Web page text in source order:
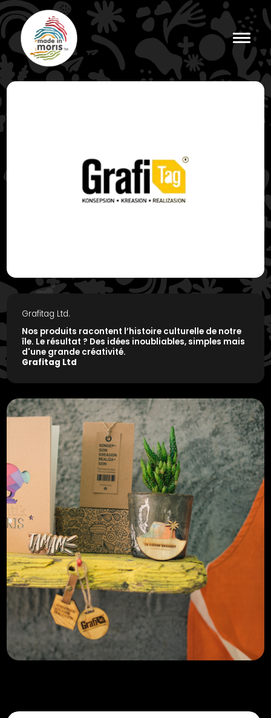
Grafitag Ltd.
Nos produits racontent l’histoire culturelle de notre
île. Le résultat ? Des idées inoubliables, simples mais
d'une grande créativité.
Grafitag Ltd